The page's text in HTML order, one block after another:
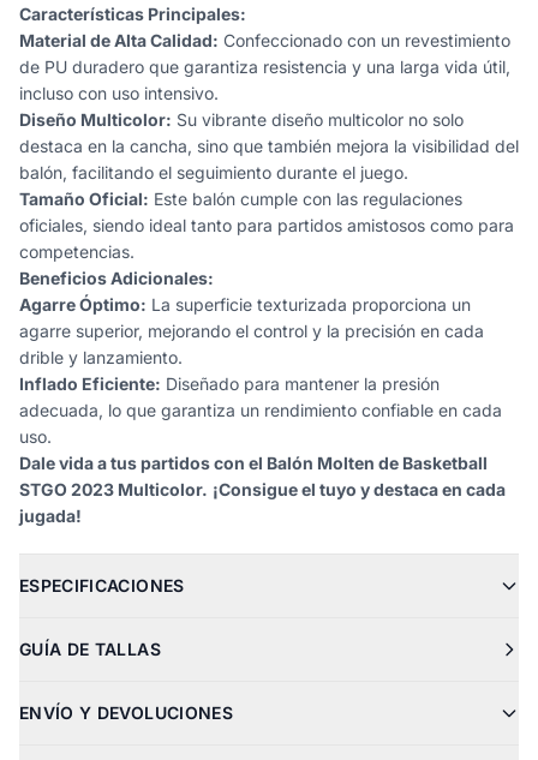
Características Principales:
Material de Alta Calidad: Confeccionado con un revestimiento
de PU duradero que garantiza resistencia y una larga vida útil,
incluso con uso intensivo.
Diseño Multicolor: Su vibrante diseño multicolor no solo
destaca en la cancha, sino que también mejora la visibilidad del
balón, facilitando el seguimiento durante el juego.
Tamaño Oficial: Este balón cumple con las regulaciones
oficiales, siendo ideal tanto para partidos amistosos como para
competencias.
Beneficios Adicionales:
Agarre Óptimo: La superficie texturizada proporciona un
agarre superior, mejorando el control y la precisión en cada
drible y lanzamiento.
Inflado Eficiente: Diseñado para mantener la presión
adecuada, lo que garantiza un rendimiento confiable en cada
uso.
Dale vida a tus partidos con el Balón Molten de Basketball
STGO 2023 Multicolor. ¡Consigue el tuyo y destaca en cada
jugada!
ESPECIFICACIONES
GUÍA DE TALLAS
ENVÍO Y DEVOLUCIONES